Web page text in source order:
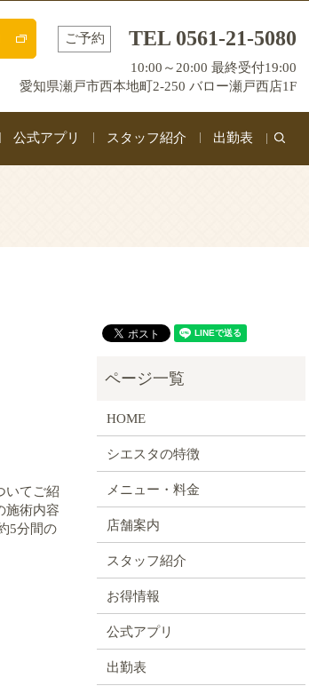
ご予約 TEL 0561-21-5080
10:00～20:00 最終受付19:00
愛知県瀬戸市西本地町2-250 バロー瀬戸西店1F
公式アプリ スタッフ紹介 出勤表
search
いてご紹
施術内容
5分間の
HOME
シエスタの特徴
メニュー・料金
店舗案内
スタッフ紹介
お得情報
公式アプリ
出勤表